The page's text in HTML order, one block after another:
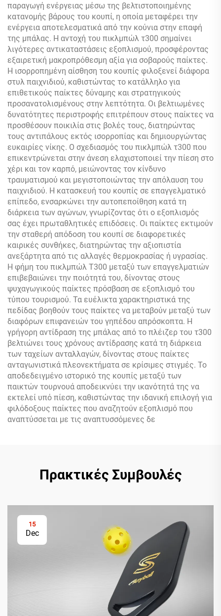
παραγωγή ενέργειας μέσω της βελτιστοποιημένης
κατανομής βάρους του κουπί, η οποία μεταφέρει την
ενέργεια αποτελεσματικά από την κούνια στην επαφή
της μπάλας. Η αντοχή του πικλμπώλ τ300 σημαίνει
λιγότερες αντικαταστάσεις εξοπλισμού, προσφέροντας
εξαιρετική μακροπρόθεσμη αξία για σοβαρούς παίκτες.
Η ισορροπημένη αίσθηση του κουπίς φιλοξενεί διάφορα
στυλ παιχνιδιού, καθιστώντας το κατάλληλο για
επιθετικούς παίκτες δύναμης και στρατηγικούς
προσανατολισμένους στην λεπτότητα. Οι βελτιωμένες
δυνατότητες περιστροφής επιτρέπουν στους παίκτες να
προσθέσουν ποικιλία στις βολές τους, διατηρώντας
τους αντιπάλους εκτός ισορροπίας και δημιουργώντας
ευκαιρίες νίκης. Ο σχεδιασμός του πικλμπώλ τ300 που
επικεντρώνεται στην άνεση ελαχιστοποιεί την πίεση στο
χέρι και τον καρπό, μειώνοντας τον κίνδυνο
τραυματισμού και μεγιστοποιώντας την απόλαυση του
παιχνιδιού. Η κατασκευή του κουπίς σε επαγγελματικό
επίπεδο, ενσαρκώνει την αυτοπεποίθηση κατά τη
διάρκεια των αγώνων, γνωρίζοντας ότι ο εξοπλισμός
σας έχει πρωταθλητικές επιδόσεις. Οι παίκτες εκτιμούν
την σταθερή απόδοση του κουπί σε διαφορετικές
καιρικές συνθήκες, διατηρώντας την αξιοπιστία
ανεξάρτητα από τις αλλαγές θερμοκρασίας ή υγρασίας.
Η φήμη του πικλμπώλ T300 μεταξύ των επαγγελματιών
επιβεβαιώνει την ποιότητά του, δίνοντας στους
ψυχαγωγικούς παίκτες πρόσβαση σε εξοπλισμό του
τύπου τουρισμού. Τα ευέλικτα χαρακτηριστικά της
πεδίδας βοηθούν τους παίκτες να μεταβούν μεταξύ των
διαφόρων επιφανειών του γηπέδου απρόσκοπτα. Η
γρήγορη αντίδραση της μπάλας από το πλέιζερ του τ300
βελτιώνει τους χρόνους αντίδρασης κατά τη διάρκεια
των ταχείων ανταλλαγών, δίνοντας στους παίκτες
ανταγωνιστικά πλεονεκτήματα σε κρίσιμες στιγμές. Το
αποδεδειγμένο ιστορικό της κουπίς μεταξύ των
παικτών τουρνουά αποδεικνύει την ικανότητά της να
εκτελεί υπό πίεση, καθιστώντας την ιδανική επιλογή για
φιλόδοξους παίκτες που αναζητούν εξοπλισμό που
αναπτύσσεται με τις αναπτυσσόμενες δε
Πρακτικές Συμβουλές
15
Dec